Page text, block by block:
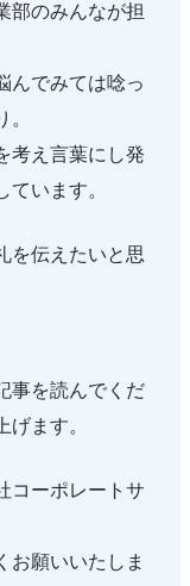
部のみんなが担
んでみては唸っ
考え言葉にし発
います。
を伝えたいと思
事を読んでくだ
ます。
コーポレートサ
お願いいたしま